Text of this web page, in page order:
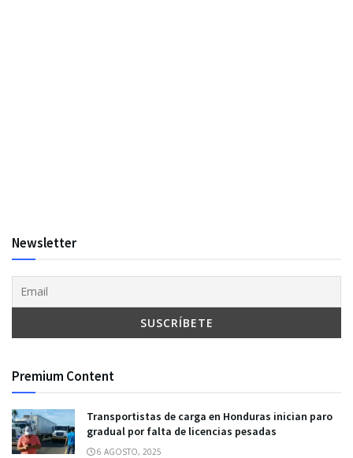
Newsletter
Premium Content
Transportistas de carga en Honduras inician paro
gradual por falta de licencias pesadas
6 AGOSTO, 2025